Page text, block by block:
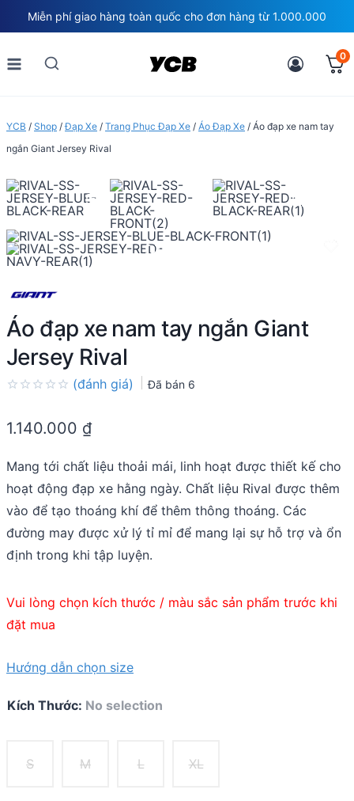
to
content
Miễn phí giao hàng toàn quốc cho đơn hàng từ 1.000.000
0
YCB / Shop /Đạp Xe / Trang Phục Đạp Xe / Áo Đạp Xe / Áo đạp xe nam tay
ngắn Giant Jersey Rival
Áo đạp xe nam tay ngắn Giant
Jersey Rival
out
(đánh giá) Đã bán 6
1.140.000 ₫
Mang tới chất liệu thoải mái, linh hoạt được thiết kế cho
hoạt động đạp xe hằng ngày. Chất liệu Rival được thêm
vào để tạo thoáng khí để thêm thông thoáng. Các
đường may được xử lý tỉ mỉ để mang lại sự hỗ trợ và ổn
định trong khi tập luyện.
Vui lòng chọn kích thước / màu sắc sản phẩm trước khi
đặt mua
Hướng dẫn chọn size
Kích Thước: No selection
S M L XL